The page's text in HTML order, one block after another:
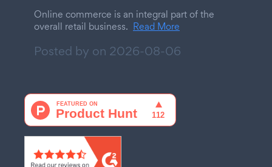
Online commerce is an integral part of the
overall retail business. Read More
Posted by on 2026-08-06